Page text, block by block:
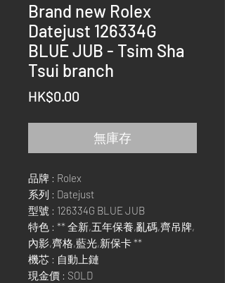
Brand new Rolex
Datejust 126334G
BLUE JUB - Tsim Sha
Tsui branch
HK$0.00
無庫存
品牌 : Rolex
系列 : Datejust
型號 : 126334G BLUE JUB
特色 : ** 全新,五年保養,亂碼,齊吊牌,
內影,齊格,藍光,新保卡 **
機芯 : 自動上鏈
現金價 : SOLD